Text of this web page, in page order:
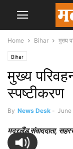
Home Bihar मुख्य
Bihar
मुख्य
स्पष्टीकरण
By News Desk - June
मदरलैंड संवाददाता,